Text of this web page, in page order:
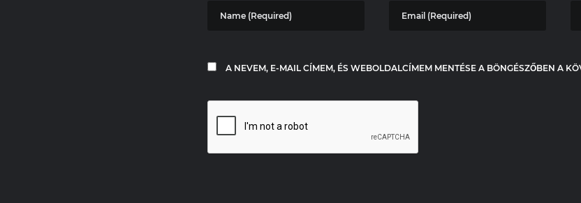
A NEVEM, E-MAIL CÍMEM, ÉS WEBOLDALCÍMEM MENTÉSE A BÖNGÉSZŐBEN A